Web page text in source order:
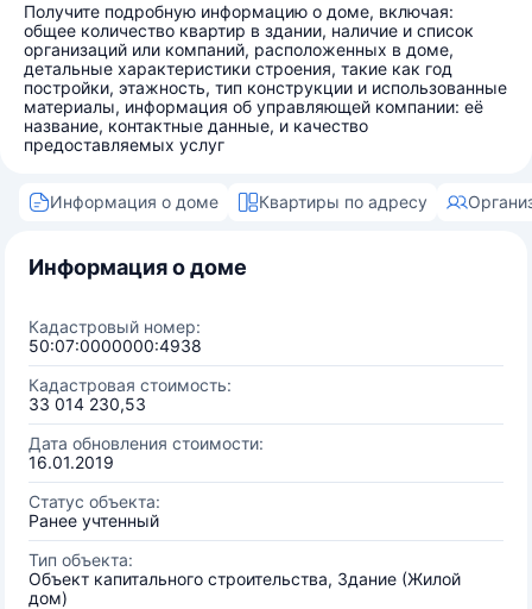
Получите подробную информацию о доме, включая:
общее количество квартир в здании, наличие и список
организаций или компаний, расположенных в доме,
детальные характеристики строения, такие как год
постройки, этажность, тип конструкции и использованные
материалы, информация об управляющей компании: её
название, контактные данные, и качество
предоставляемых услуг
Информация о доме Квартиры по адресу
Информация о доме
Кадастровый номер:
50:07:0000000:4938
Кадастровая стоимость:
33 014 230,53
Дата обновления стоимости:
16.01.2019
Статус объекта:
Ранее учтенный
Тип объекта:
Объект капитального строительства, Здание (Жилой
дом)